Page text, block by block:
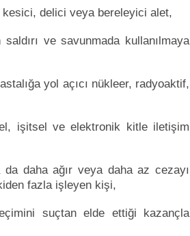
kesici, delici veya bereleyici alet,
ve savunmada kullanılmaya
yol açıcı nükleer, radyoaktif,
işitsel ve elektronik kitle iletişim
daha ağır veya daha az cezayı
fazla işleyen kişi,
suçtan elde ettiği kazançla